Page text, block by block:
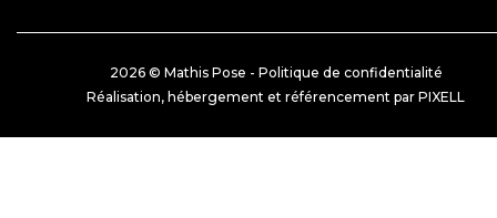
2026 © Mathis Pose - Politique de confidentialité
Réalisation, hébergement et référencement par PIXELL